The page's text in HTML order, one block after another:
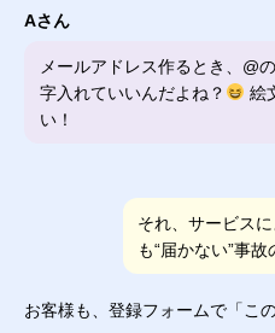
Aさん
メールアドレス作るとき、@
字入れていいんだよね？
絵
い！
それ、サービス
も“届かない”事
お客様も、登録フォームで「こ